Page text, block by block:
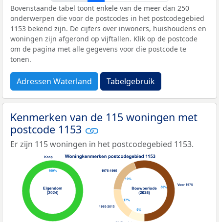
Bovenstaande tabel toont enkele van de meer dan 250
onderwerpen die voor de postcodes in het postcodegebied
1153 bekend zijn. De cijfers over inwoners, huishoudens en
woningen zijn afgerond op vijftallen. Klik op de postcode
om de pagina met alle gegevens voor die postcode te
tonen.
Adressen Waterland Tabelgebruik
Kenmerken van de 115 woningen met
postcode 1153
Er zijn 115 woningen in het postcodegebied 1153.